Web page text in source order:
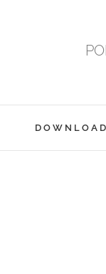
DOWNLOAD